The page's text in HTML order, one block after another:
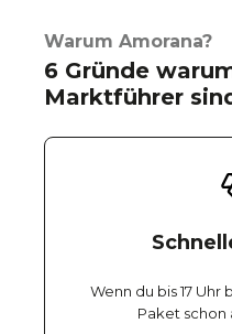
Warum Amorana?
6 Gründe
Marktführer
Wenn du bis 17
Paket schon